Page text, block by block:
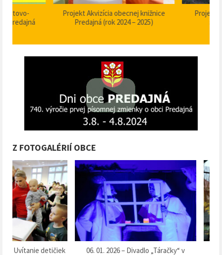
Projekt Akvizícia obecnej knižnice
Predajná (rok 2024 – 2025)
Projekt Dom smútku
stavebné úpravy
Z FOTOGALÉRIÍ OBCE
06. 01. 2026 – Divadlo „Táračky“ v
13. 12. 2025 – Súťaž o